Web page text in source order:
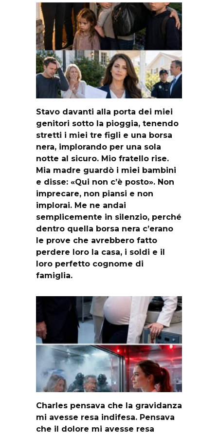
Stavo davanti alla porta dei miei
genitori sotto la pioggia, tenendo
stretti i miei tre figli e una borsa
nera, implorando per una sola
notte al sicuro. Mio fratello rise.
Mia madre guardò i miei bambini
e disse: «Qui non c’è posto». Non
imprecare, non piansi e non
implorai. Me ne andai
semplicemente in silenzio, perché
dentro quella borsa nera c’erano
le prove che avrebbero fatto
perdere loro la casa, i soldi e il
loro perfetto cognome di
famiglia.
Charles pensava che la gravidanza
mi avesse resa indifesa. Pensava
che il dolore mi avesse resa